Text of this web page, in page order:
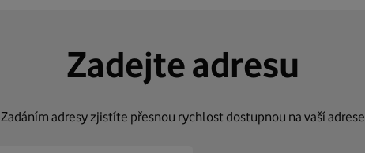
Zadejte adresu
Zadáním adresy zjistíte přesnou rychlost dostupnou na vaší adrese